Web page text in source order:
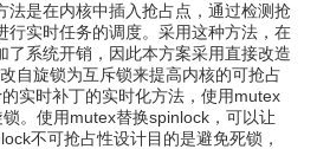
法是在内核中插入抢占点，通过检测抢
行实时任务的调度。采用这种方法，在
了系统开销，因此本方案采用直接改造
自旋锁为互斥锁来提高内核的可抢占
实时补丁的实时化方法，使用mutex
。使用mutex替换spinlock，可以让
不可抢占性设计目的是避免死锁，